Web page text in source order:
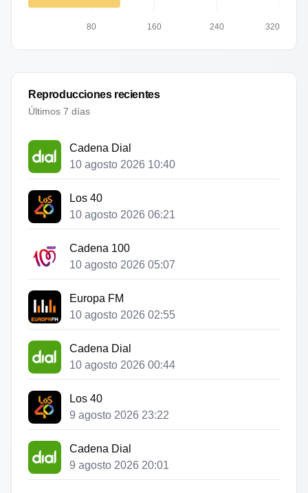
80 160 240 320
Reproducciones recientes
Últimos 7 días
Cadena Dial
10 agosto 2026 10:40
Los 40
10 agosto 2026 06:21
Cadena 100
10 agosto 2026 05:07
Europa FM
10 agosto 2026 02:55
Cadena Dial
10 agosto 2026 00:44
Los 40
9 agosto 2026 23:22
Cadena Dial
9 agosto 2026 20:01